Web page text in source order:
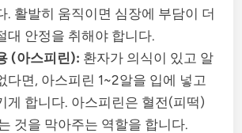
. 활발히 움직이면 심장에 부담이 더
대 안정을 취해야 합니다.
(아스피린): 환자가 의식이 있고 알
다면, 아스피린 1~2알을 입에 넣고
게 합니다. 아스피린은 혈전(피떡)
것을 막아주는 역할을 합니다.